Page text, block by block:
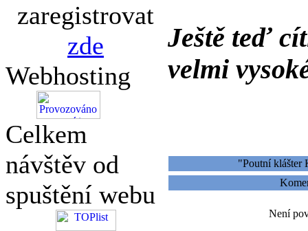
zaregistrovat
zde
Webhosting
Celkem
návštěv od
spuštění webu
Ještě teď
velmi
"Poutní klášter
Není